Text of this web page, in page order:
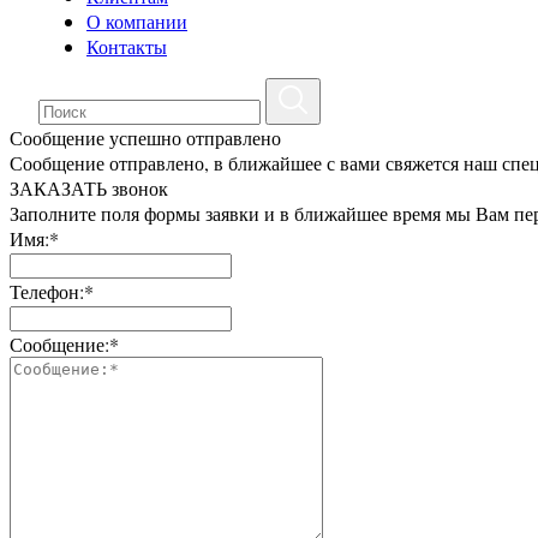
О компании
Контакты
Сообщение успешно отправлено
Сообщение отправлено, в ближайшее с вами свяжется наш
ЗАКАЗАТЬ звонок
Заполните поля формы заявки и в ближайшее время мы Вам
Имя:*
Телефон:*
Сообщение:*